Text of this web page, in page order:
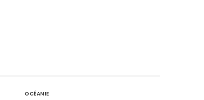
OCÉANIE